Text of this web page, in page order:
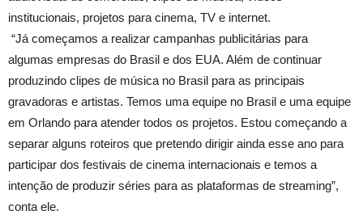
institucionais, projetos para cinema, TV e internet.
“Já começamos a realizar campanhas publicitárias para
algumas empresas do Brasil e dos EUA. Além de continuar
produzindo clipes de música no Brasil para as principais
gravadoras e artistas. Temos uma equipe no Brasil e uma equipe
em Orlando para atender todos os projetos. Estou começando a
separar alguns roteiros que pretendo dirigir ainda esse ano para
participar dos festivais de cinema internacionais e temos a
intenção de produzir séries para as plataformas de streaming”,
conta ele.